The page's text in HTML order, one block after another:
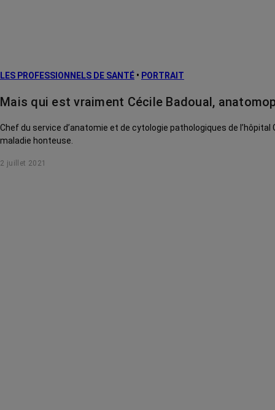
LES PROFESSIONNELS DE SANTÉ • PORTRAIT
Mais qui est vraiment Cécile Badoual,
Chef du service d’anatomie et de cytologie pathologiques de
maladie honteuse.
2 juillet 2021